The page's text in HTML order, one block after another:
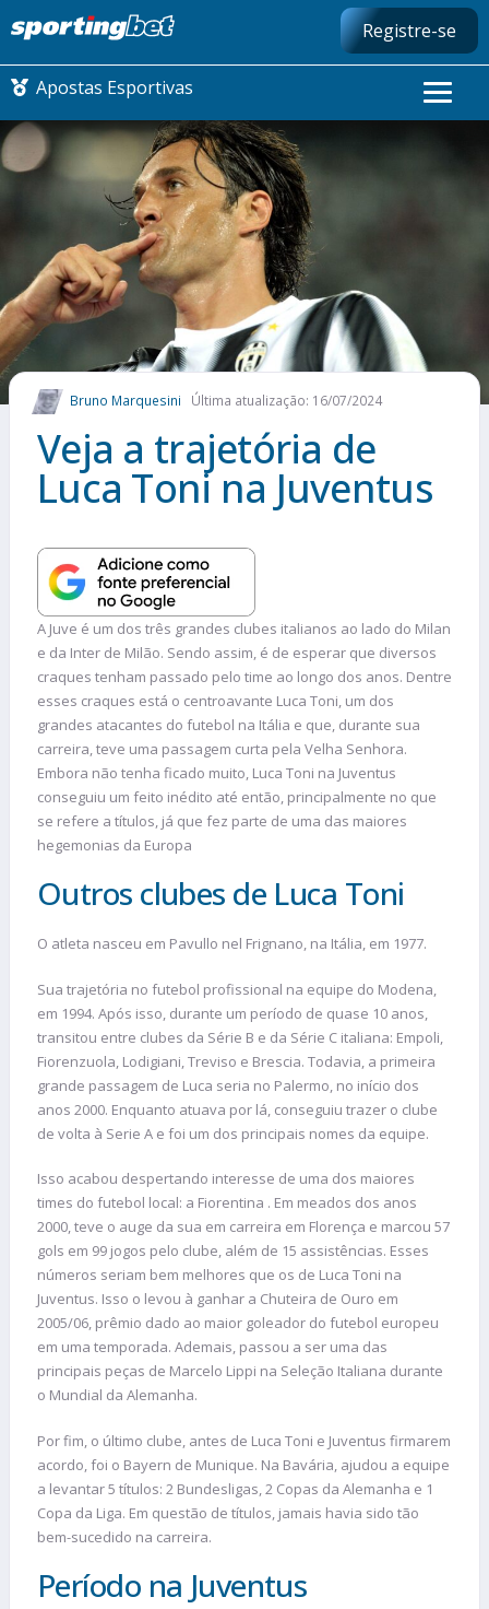
Registre-se
Apostas Esportivas
CONMEBOL LIBERTADORES
FUTEBOL NACIONAL
FUTEBOL INTERNACIONAL
COMO APOSTAR
MAIS ESPORTES
Bruno Marquesini Última atualização: 16/07/2024
Veja a trajetória de
Luca Toni na Juventus
A Juve é um dos três grandes clubes italianos ao lado do Milan
e da Inter de Milão. Sendo assim, é de esperar que diversos
craques tenham passado pelo time ao longo dos anos. Dentre
esses craques está o centroavante Luca Toni, um dos
grandes atacantes do futebol na Itália e que, durante sua
carreira, teve uma passagem curta pela Velha Senhora.
Embora não tenha ficado muito, Luca Toni na Juventus
conseguiu um feito inédito até então, principalmente no que
se refere a títulos, já que fez parte de uma das maiores
hegemonias da Europa
Outros clubes de Luca Toni
O atleta nasceu em Pavullo nel Frignano, na Itália, em 1977.
Sua trajetória no futebol profissional na equipe do Modena,
em 1994. Após isso, durante um período de quase 10 anos,
transitou entre clubes da Série B e da Série C italiana: Empoli,
Fiorenzuola, Lodigiani, Treviso e Brescia. Todavia, a primeira
grande passagem de Luca seria no Palermo, no início dos
anos 2000. Enquanto atuava por lá, conseguiu trazer o clube
de volta à Serie A e foi um dos principais nomes da equipe.
Isso acabou despertando interesse de uma dos maiores
times do futebol local: a Fiorentina . Em meados dos anos
2000, teve o auge da sua em carreira em Florença e marcou 57
gols em 99 jogos pelo clube, além de 15 assistências. Esses
números seriam bem melhores que os de Luca Toni na
Juventus. Isso o levou à ganhar a Chuteira de Ouro em
2005/06, prêmio dado ao maior goleador do futebol europeu
em uma temporada. Ademais, passou a ser uma das
principais peças de Marcelo Lippi na Seleção Italiana durante
o Mundial da Alemanha.
Por fim, o último clube, antes de Luca Toni e Juventus firmarem
acordo, foi o Bayern de Munique. Na Bavária, ajudou a equipe
a levantar 5 títulos: 2 Bundesligas, 2 Copas da Alemanha e 1
Copa da Liga. Em questão de títulos, jamais havia sido tão
bem-sucedido na carreira.
Período na Juventus